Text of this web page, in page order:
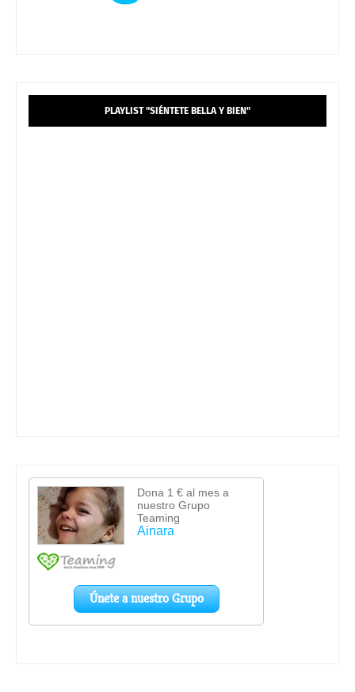
PLAYLIST "SIÉNTETE BELLA Y BIEN"